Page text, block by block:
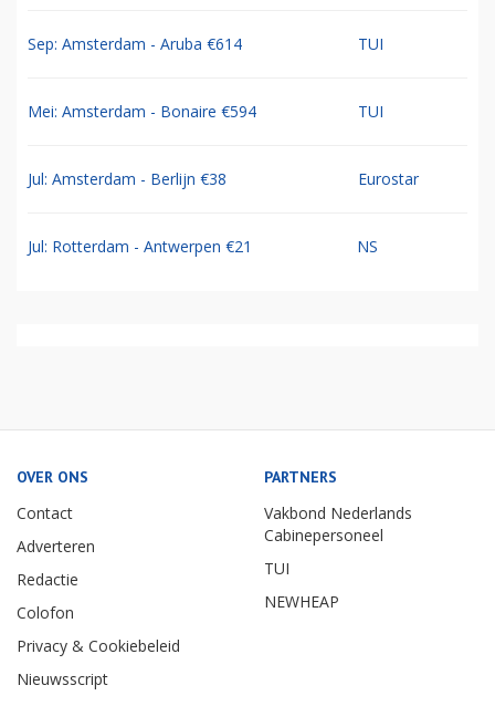
Sep: Amsterdam - Aruba €614 TUI
Mei: Amsterdam - Bonaire €594 TUI
Jul: Amsterdam - Berlijn €38 Eurostar
Jul: Rotterdam - Antwerpen €21 NS
OVER ONS
Contact
Adverteren
Redactie
Colofon
Privacy & Cookiebeleid
Nieuwsscript
PARTNERS
Vakbond Nederlands
Cabinepersoneel
TUI
NEWHEAP